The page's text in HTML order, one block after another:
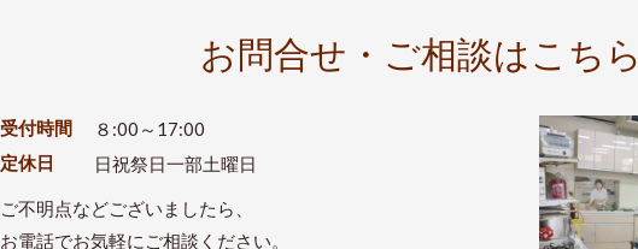
お問合せ・ご相談はこちら
受付時間
８:00～17:00
定休日
日祝祭日一部土曜日
ご不明点などございましたら、
お電話でお気軽にご相談ください。